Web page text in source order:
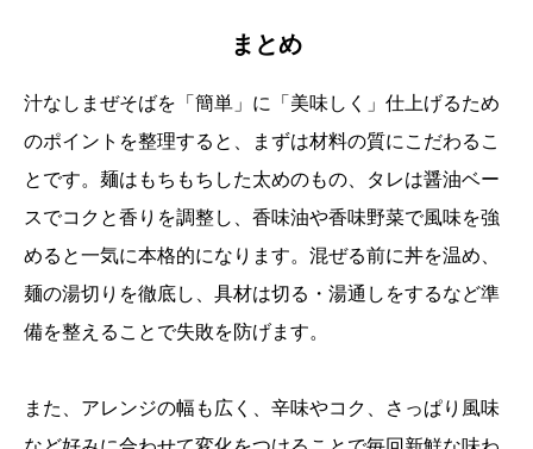
まとめ
汁なしまぜそばを「簡単」に「美味しく」仕上げるため
のポイントを整理すると、まずは材料の質にこだわるこ
とです。麺はもちもちした太めのもの、タレは醤油ベー
スでコクと香りを調整し、香味油や香味野菜で風味を強
めると一気に本格的になります。混ぜる前に丼を温め、
麺の湯切りを徹底し、具材は切る・湯通しをするなど準
備を整えることで失敗を防げます。
また、アレンジの幅も広く、辛味やコク、さっぱり風味